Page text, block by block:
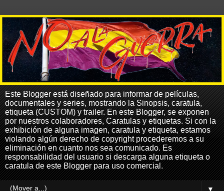
Este Blogger está diseñado para informar de películas,
documentales y series, mostrando la Sinopsis, caratula,
etiqueta (CUSTOM) y trailer. En este Blogger, se exponen
por nuestros colaboradores, Caratulas y etiquetas. Si con la
exhibición de alguna imagen, caratula y etiqueta, estamos
violando algún derecho de copyright procederemos a su
eliminación en cuanto nos sea comunicado. Es
responsabilidad del usuario si descarga alguna etiqueta o
caratula de este Blogger para uso comercial.
▼